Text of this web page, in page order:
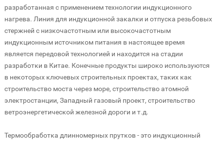
разработанная с применением технологии индукционного
нагрева. Линия для индукционной закалки и отпуска резьбовых
стержней с низкочастотным или высокочастотным
индукционным источником питания в настоящее время
является передовой технологией и находится на стадии
разработки в Китае. Конечные продукты широко используются
в некоторых ключевых строительных проектах, таких как
строительство моста через море, строительство атомной
электростанции, Западный газовый проект, строительство
ветроэнергетической железной дороги и т.д.
Термообработка длинномерных прутков - это индукционный